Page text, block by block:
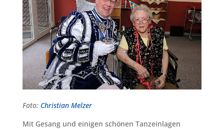
Foto: Christian Melzer
Mit Gesang und einigen schönen Tanzeinlagen